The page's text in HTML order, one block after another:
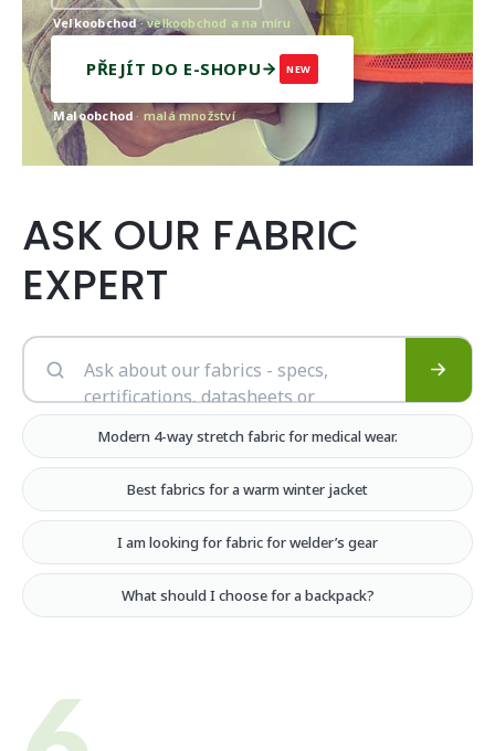
PŘEJÍT DO E-SHOPU NEW
Maloobchod · malá množství
Velkoobchod· velkoobchod a na míru
ASK OUR FABRIC
EXPERT
Modern 4-way stretch fabric for medical wear.
Best fabrics for a warm winter jacket
I am looking for fabric for welder’s gear
What should I choose for a backpack?